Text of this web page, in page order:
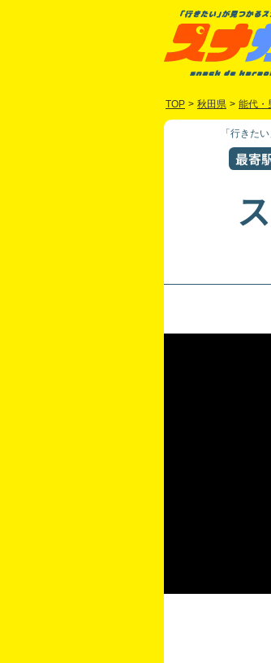
TOP > 秋田県 > 能代・
「行きた
最寄